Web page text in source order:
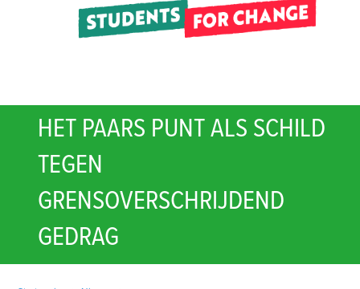
HET PAARS PUNT ALS SCHILD
TEGEN
GRENSOVERSCHRIJDEND
GEDRAG